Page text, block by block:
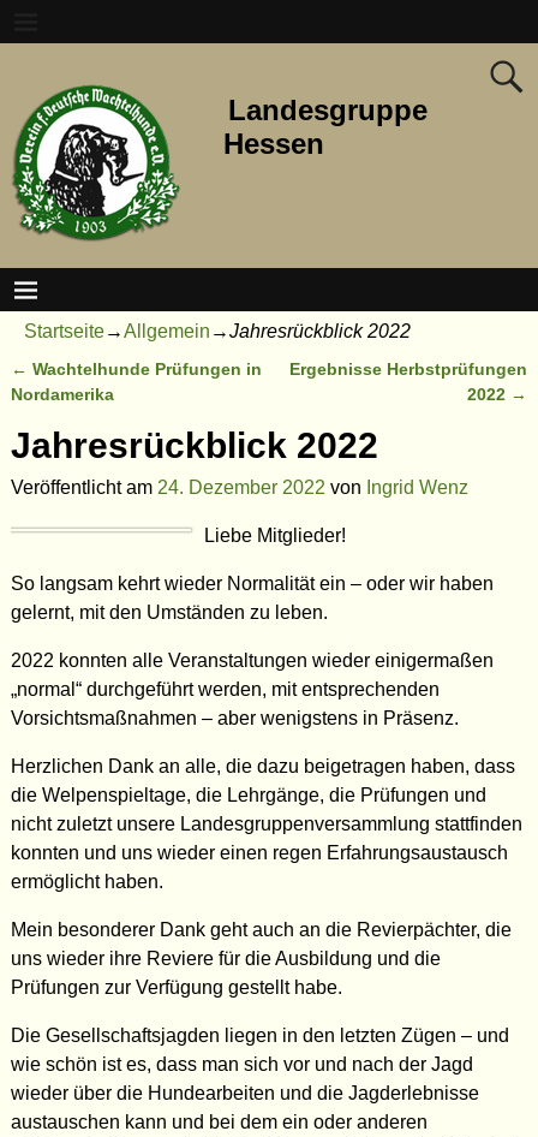
Landesgruppe
Hessen
Startseite→Allgemein →Jahresrückblick 2022
Artikelnavigation
← Wachtelhunde Prüfungen in
Nordamerika
Ergebnisse Herbstprüfungen
2022 →
Jahresrückblick 2022
Veröffentlicht am 24. Dezember 2022 von Ingrid Wenz
Liebe Mitglieder!
So langsam kehrt wieder Normalität ein – oder wir haben
gelernt, mit den Umständen zu leben.
2022 konnten alle Veranstaltungen wieder einigermaßen
„normal“ durchgeführt werden, mit entsprechenden
Vorsichtsmaßnahmen – aber wenigstens in Präsenz.
Herzlichen Dank an alle, die dazu beigetragen haben, dass
die Welpenspieltage, die Lehrgänge, die Prüfungen und
nicht zuletzt unsere Landesgruppenversammlung stattfinden
konnten und uns wieder einen regen Erfahrungsaustausch
ermöglicht haben.
Mein besonderer Dank geht auch an die Revierpächter, die
uns wieder ihre Reviere für die Ausbildung und die
Prüfungen zur Verfügung gestellt habe.
Die Gesellschaftsjagden liegen in den letzten Zügen – und
wie schön ist es, dass man sich vor und nach der Jagd
wieder über die Hundearbeiten und die Jagderlebnisse
austauschen kann und bei dem ein oder anderen